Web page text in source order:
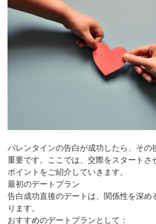
バレンタインの告白が成功したら、その
重要です。ここでは、交際をスタートさ
ポイントをご紹介していきます。
最初のデートプラン
告白成功直後のデートは、関係性を深め
ります。
おすすめのデートプランとして：